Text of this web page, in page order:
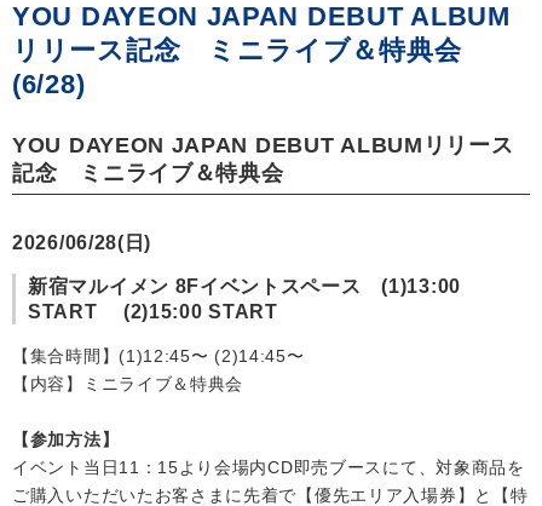
ジャンル
ランキング
オーディション
直営ショップ
会社情報
サイトマップ
お問い合わせ
YOU DAYEON JAPAN DEBUT ALBUM
リリース記念 ミニライブ＆特典会
(6/28)
YOU DAYEON JAPAN DEBUT ALBUMリリース
記念 ミニライブ＆特典会
2026/06/28(日)
新宿マルイメン 8Fイベントスペース (1)13:00
START (2)15:00 START
【集合時間】(1)12:45〜 (2)14:45〜
【内容】ミニライブ＆特典会
【参加方法】
イベント当日11：15より会場内CD即売ブースにて、対象商品を
ご購入いただいたお客さまに先着で【優先エリア入場券】と【特